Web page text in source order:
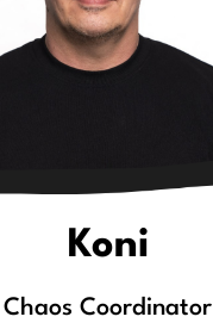
Koni
Chaos Coordinator